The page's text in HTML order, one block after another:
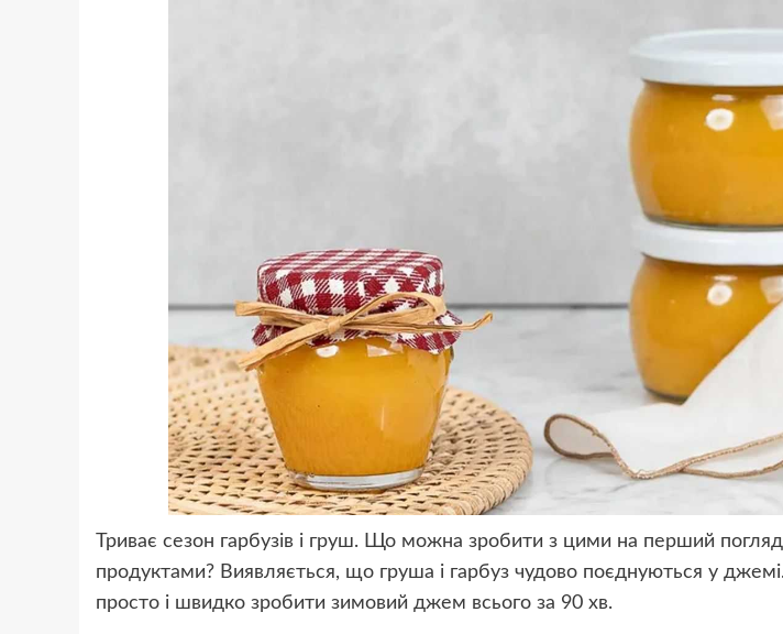
Триває сезон гарбузів і груш. Що можна зробити з цими на перший
продуктами? Виявляється, що груша і гарбуз чудово поєднуються у
просто і швидко зробити зимовий джем всього за 90 хв.